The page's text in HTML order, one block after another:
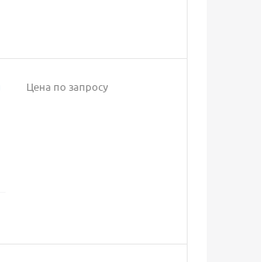
Цена по запросу